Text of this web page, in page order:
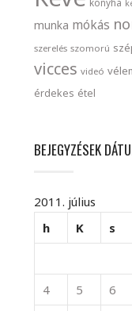
munka mókás
szerelés szomorú
vicces videó
érdekes étel
BEJEGYZÉSEK
2011. július
h
K s
4
5 6